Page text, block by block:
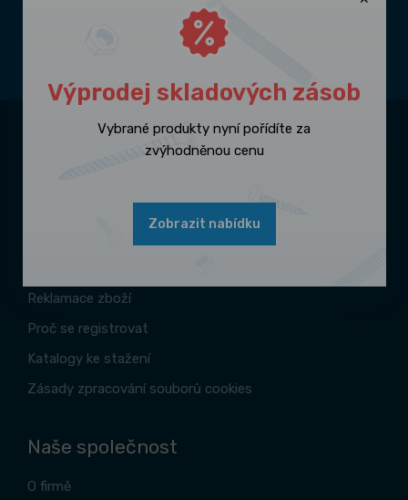
Zákaznický servis
Doprava a platba
Reklamace zboží
Proč se registrovat
Katalogy ke stažení
Zásady zpracování souborů cookies
Naše společnost
O firmě
Výprodej skladových zásob
Vybrané produkty nyní pořídíte za
zvýhodněnou cenu
Zobrazit nabídku